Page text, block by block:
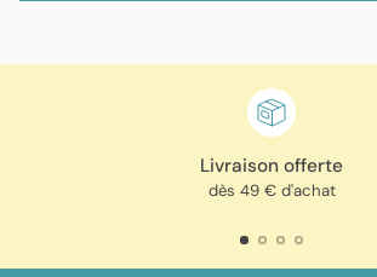
Livraison offerte
dès 49 € d'achat